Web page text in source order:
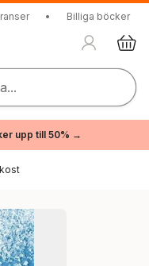
• Billiga böcker
upp till 50% →